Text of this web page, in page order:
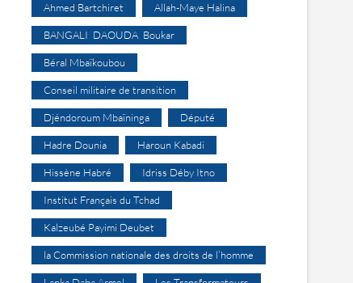
Ahmed Bartchiret Allah-Maye Halina
BANGALI DAOUDA Boukar
Béral Mbaïkoubou
Conseil militaire de transition
Djéndoroum Mbaïninga Député
Hadre Dounia Haroun Kabadi
Hissène Habré Idriss Déby Itno
Institut Français du Tchad
Kalzeubé Payimi Deubet
la Commission nationale des droits de l’homme